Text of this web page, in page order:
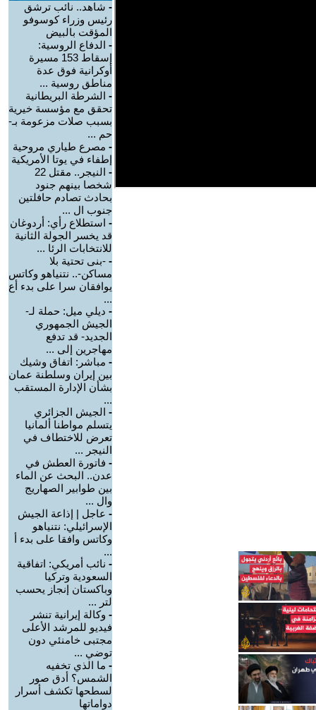
- شاهد.. نائب ترشق
رئيس وزراء كوسوفو
المؤقت بالبيض
- الدفاع الروسية:
إسقاط 153 مسيرة
أوكرانية فوق عدة
مناطق روسية ...
- الشرطة البريطانية
تحقق مع مؤسسة خيرية
بسبب صلات مزعومة بـ-
حم ...
- مصرع طياري مروحية
إطفاء في يوتا الأمريكية
-
النيجر.. مقتل 22
شخصا بينهم جنود
بحادث تصادم حافلتين
جنوب ال ...
- استطلاع رأي: أردوغان
قد يخسر الجولة الثانية
للانتخابات الرئا ...
- -بنى تحتية بلا
مساكن-.. نتنياهو وكاتس
يوافقان سرا على بدء أع
...
- ديلي ميل: حملة لـ-
الجيش الجمهوري
الجديد- قد تدفع
مهاجرين إلى ...
- مباشر: اتفاق وشيك
بين إيران وسلطنة عمان
بشأن الإدارة المستقب
...
- الجيش الجزائري
يتسلم مواطنا ألمانيا
تعرض للاختطاف في
النيجر ...
- فاتورة العطش في
عدن.. البحث عن الماء
بين طوابير الصهاريج
وال ...
- عاجل | إذاعة الجيش
الإسرائيلي: نتنياهو
وكاتس وافقا على بدء أ
...
- نائب أمريكي: اتفاقية
السعودية وتركيا
وباكستان إنجاز يحسب
لتر ...
- وكالة إيرانية تنشر
فيديو للمرشد الأعلى
مجتبى خامنئي دون
توضي ...
- ما الذي تخفيه
الشمس؟ أدق صور
لسطحها تكشف أسرار
دواماتها